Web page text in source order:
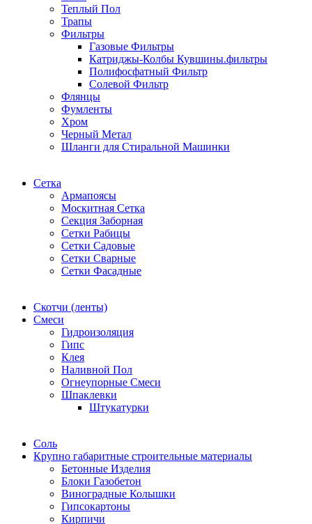
Теплый Пол
Трапы
Фильтры
Газовые Фильтры
Катриджы-Колбы Кувшины.фильтры
Полифосфатный Фильтр
Солевой Фильтр
Флянцы
Фумленты
Хром
Черный Метал
Шланги для Стиральной Машинки
Сетка
Армапоясы
Москитная Сетка
Секция Заборная
Сетки Рабицы
Сетки Садовые
Сетки Сварные
Сетки Фасадные
Скотчи (ленты)
Смеси
Гидроизоляция
Гипс
Клея
Наливной Пол
Огнеупорные Смеси
Шпаклевки
Штукатурки
Соль
Крупно габаритные строительные материалы
Бетонные Изделия
Блоки Газобетон
Виноградные Колышки
Гипсокартоны
Кирпичи